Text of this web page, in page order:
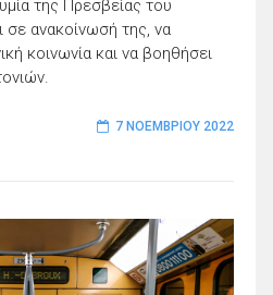
της Πρεσβείας του
σε ανακοίνωσή της, να
κοινωνία και να βοηθήσει
7 ΝΟΕΜΒΡΊΟΥ 2022